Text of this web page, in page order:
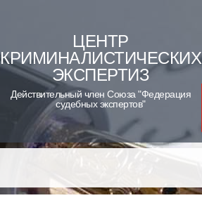
content
ЦЕНТР
КРИМИНАЛИСТИЧЕСКИХ
ЭКСПЕРТИЗ
Действительный член Союза "Федерация
судебных экспертов"